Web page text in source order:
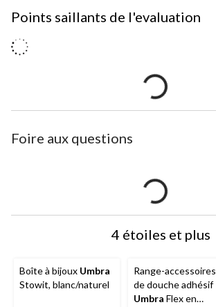
Points saillants de l'evaluation
Foire aux questions
4 étoiles et plus
Boîte à bijoux Umbra
Stowit, blanc/naturel
Range-accessoires
de douche adhésif
Umbra Flex en